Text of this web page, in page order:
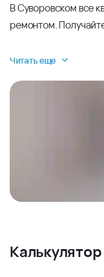
В Суворовском все
ремонтом.
Читать еще